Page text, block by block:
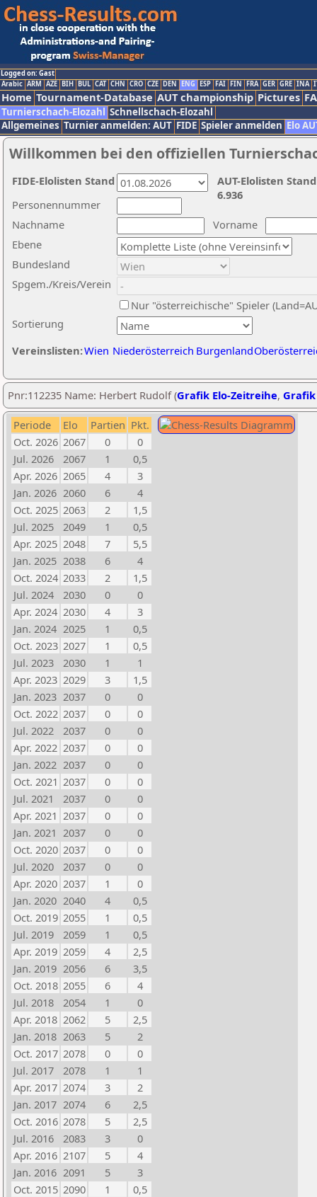
Logged on: Gast
Arabic ARM AZE BIH BUL CAT CHN CRO CZE DEN ENG ESP FAI FIN FRA GER GRE INA
Home Tournament-Database AUT championship Pictures
Turnierschach-Elozahl Schnellschach-Elozahl
Allgemeines Turnier anmelden: AUT FIDE Spieler anmelden Elo
Willkommen bei den offiziellen
Nachname
Vorname
Ebene
Sortierung
Personennummer
Bundesland
Spgem./Kreis/Verein
Nur "österreichische" Spieler
Vereinslisten:Wien Niederösterreich Burgenland
AUT-Elolisten
6.936
FIDE-Elolisten Stand
Pnr:112235 Name: Herbert Rudolf (Grafik Elo-Zeitreihe,
Periode Elo Partien Pkt.
Oct. 2026 2067 0
0
Jul. 2026
2067 1
0,5
Apr. 2026 2065 4
3
Jan. 2026 2060 6
4
Oct. 2025 2063 2
1,5
Jul. 2025
2049 1
0,5
Apr. 2025 2048 7
5,5
Jan. 2025 2038 6
4
Oct. 2024 2033 2
1,5
Jul. 2024
2030 0
0
Apr. 2024 2030 4
3
Jan. 2024 2025 1
0,5
Oct. 2023 2027 1
0,5
Jul. 2023
2030 1
1
Apr. 2023 2029 3
1,5
Jan. 2023 2037 0
0
Oct. 2022 2037 0
0
Jul. 2022
2037 0
0
Apr. 2022 2037 0
0
Jan. 2022 2037 0
0
Oct. 2021 2037 0
0
Jul. 2021
2037 0
0
Apr. 2021 2037 0
0
Jan. 2021 2037 0
0
Oct. 2020 2037 0
0
Jul. 2020
2037 0
0
Apr. 2020 2037 1
0
Jan. 2020 2040 4
0,5
Oct. 2019 2055 1
0,5
Jul. 2019
2059 1
0,5
Apr. 2019 2059 4
2,5
Jan. 2019 2056 6
3,5
Oct. 2018 2055 6
4
Jul. 2018
2054 1
0
Apr. 2018 2062 5
2,5
Jan. 2018 2063 5
2
Oct. 2017 2078 0
0
Jul. 2017
2078 1
1
Apr. 2017 2074 3
2
Jan. 2017 2074 6
2,5
Oct. 2016 2078 5
2,5
Jul. 2016
2083 3
0
Apr. 2016 2107 5
4
Jan. 2016 2091 5
3
Oct. 2015 2090 1
0,5